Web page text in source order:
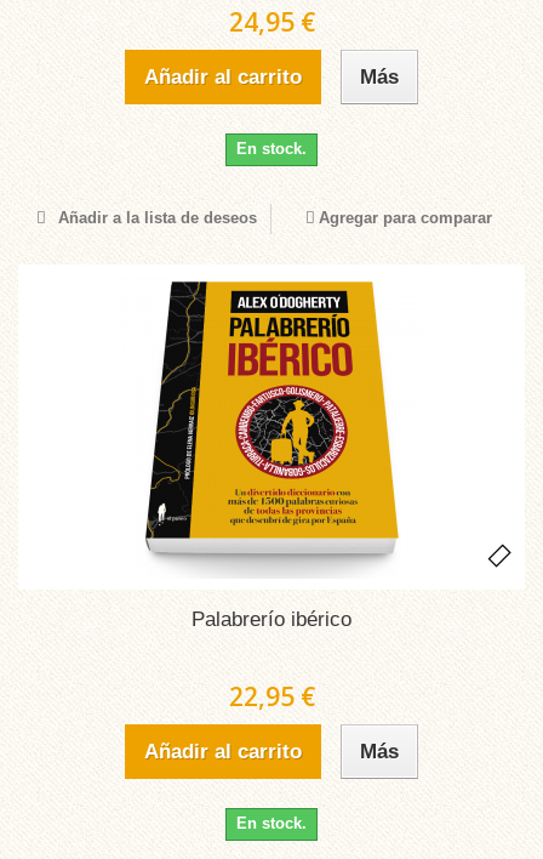
24,95 €
Añadir al carrito Más
En stock.
Añadir a la lista de deseos Agregar para comparar
Palabrerío ibérico
22,95 €
Añadir al carrito Más
En stock.